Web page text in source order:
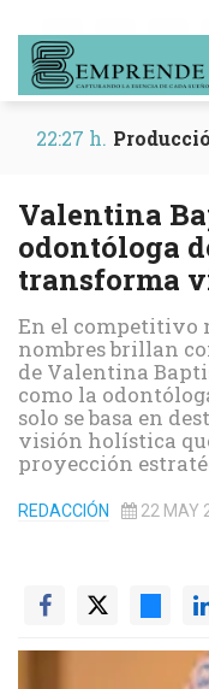
22:25 h.
Valentina
odontóloga
transforma
En el competitivo
nombres brillan
de Valentina
como la
solo se basa en
visión holística
proyección
REDACCIÓN 22 MAY